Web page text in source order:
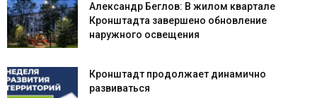
Александр Беглов: В жилом квартале
Кронштадта завершено обновление
наружного освещения
Кронштадт продолжает динамично
развиваться